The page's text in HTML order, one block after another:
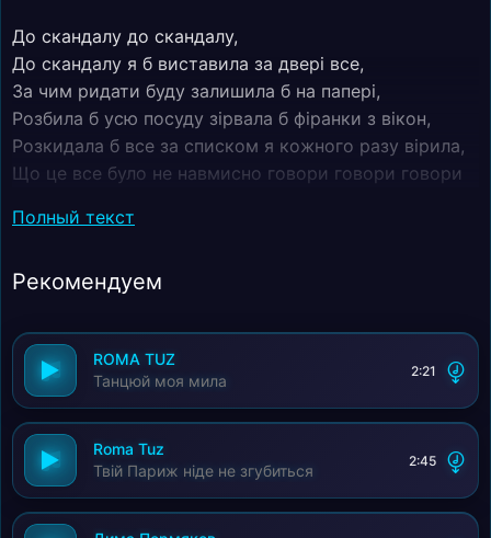
До скандалу до скандалу,
До скандалу я б виставила за двері все,
За чим ридати буду залишила б на папері,
Розбила б усю посуду зірвала б фіранки з вікон,
Розкидала б все за списком я кожного разу вірила,
Що це все було не навмисно говори говори говори
Я повз вуха пропущу ти мене ти мене ти мене обпік,
собі,
Ту любов добиваєш на тому слові слові слові,
Говорити перестала на фотоальбомі,
Палітурка догорала я немов би в комі,
Чула й не відповідала всі твої фрази хворі,
Довели нас до скандалу на тому слові,
Говорити перестала на фотоальбомі,
Палітурка догорала я немов би в комі,
Чула й не відповідала всі твої фрази хворі,
Полный текст
Рекомендуем
ROMA TUZ
Танцюй моя мила
2:21
Roma Tuz
Твій Париж ніде не згубиться
2:45